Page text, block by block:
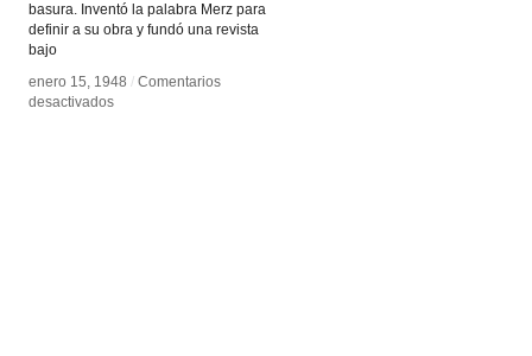
basura. Inventó la palabra Merz para
definir a su obra y fundó una revista
bajo
enero 15, 1948 / Comentarios
desactivadosen
enero 15, 1948 / Comentarios
desactivadosen